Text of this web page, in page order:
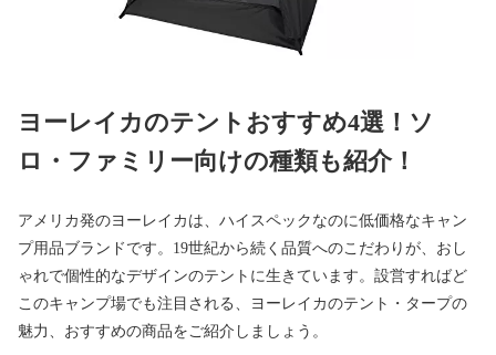
ヨーレイカのテントおすすめ4選！ソ
ロ・ファミリー向けの種類も紹介！
アメリカ発のヨーレイカは、ハイスペックなのに低価格なキャン
プ用品ブランドです。19世紀から続く品質へのこだわりが、おし
ゃれで個性的なデザインのテントに生きています。設営すればど
このキャンプ場でも注目される、ヨーレイカのテント・タープの
魅力、おすすめの商品をご紹介しましょう。